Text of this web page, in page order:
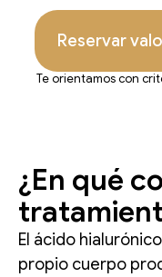
Reservar
Te orientamos con
¿En qué
El ácido
propio cuerpo